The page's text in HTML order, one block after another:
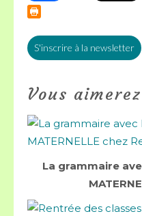
S'inscrire à la newsletter
Vous
La grammaire